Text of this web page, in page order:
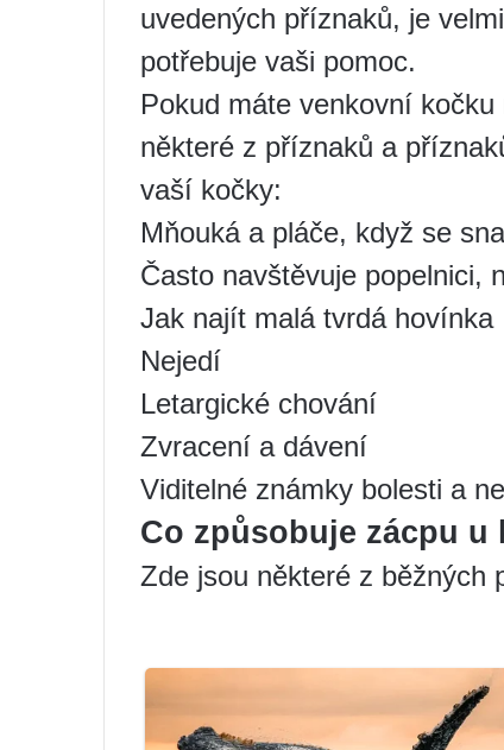
uvedených příznaků, je
potřebuje vaši pomoc.
Pokud máte venkovní
některé z příznaků a
vaší kočky:
Mňouká a pláče, když se
Často navštěvuje popelnici,
Jak najít malá tvrdá hovínka
Nejedí
Letargické chování
Zvracení a dávení
Viditelné známky bolesti a
Co způsobuje zácpu u
Zde jsou některé z běžných